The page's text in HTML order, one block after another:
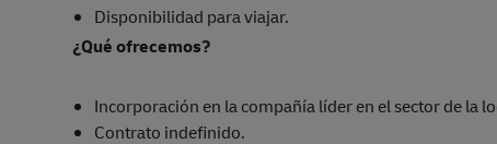
Disponibilidad para viajar.
¿Qué ofrecemos?
Incorporación en la compañía líder en el sector de la
Contrato indefinido.